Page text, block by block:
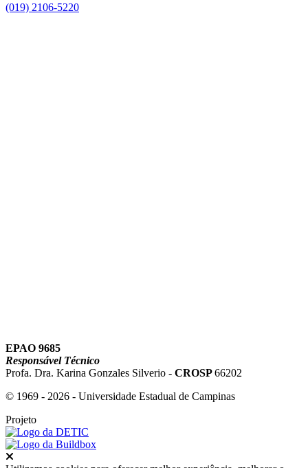
(019) 2106-5220
EPAO 9685
Responsável Técnico
Profa. Dra. Karina Gonzales Silverio - CROSP66202
© 1969 - 2026 - Universidade Estadual de Campinas
Projeto